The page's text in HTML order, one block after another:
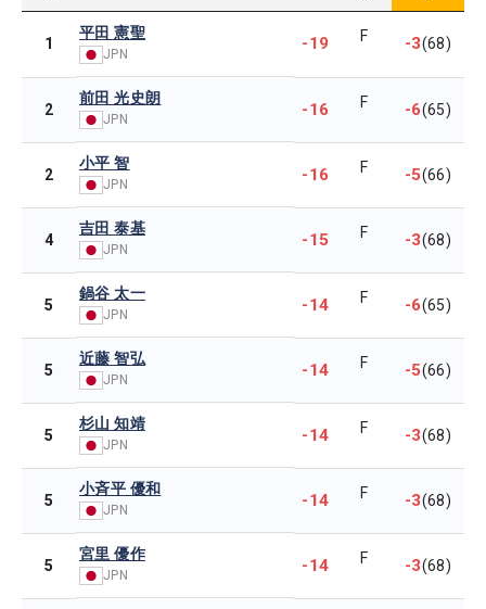
1
平田 憲聖
JPN
-19 F -3(68)
2
前田 光史朗
JPN -16 F -6(65)
2
小平 智
JPN -16 F -5(66)
4
吉田 泰基
JPN -15 F -3(68)
5
鍋谷 太一
JPN -14 F -6(65)
5
近藤 智弘
JPN -14 F -5(66)
5
杉山 知靖
JPN -14 F -3(68)
5
小斉平 優和
JPN -14 F -3(68)
5
宮里 優作
JPN -14 F -3(68)